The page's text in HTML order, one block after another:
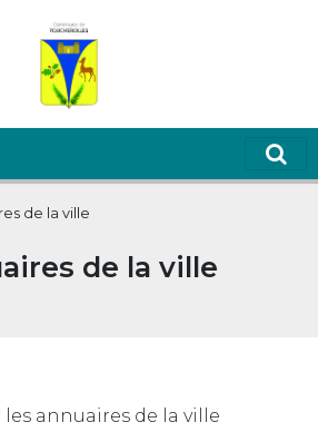
de la ville
de la ville
annuaires de la ville